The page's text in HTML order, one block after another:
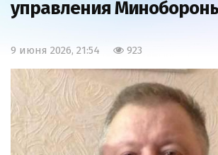
управления
9 июня 2026, 21:54 923